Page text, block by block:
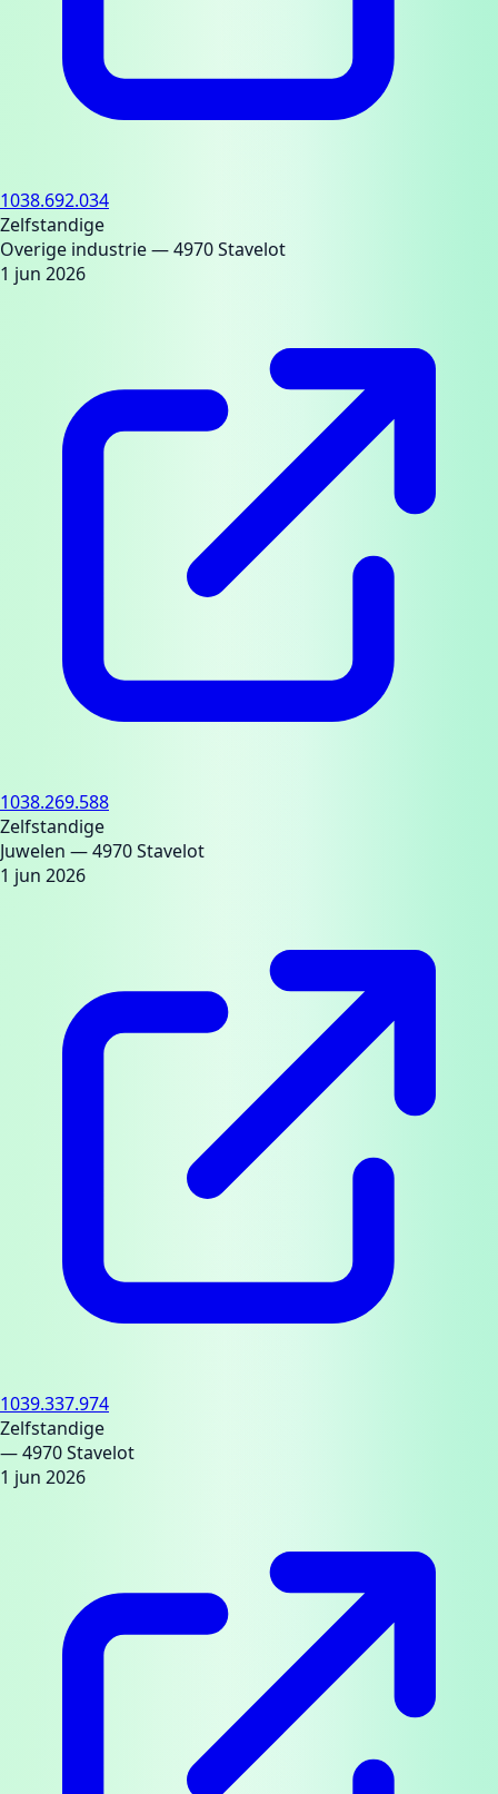
1038.692.034
Zelfstandige
Overige industrie— 4970 Stavelot
1 jun 2026
1038.269.588
Zelfstandige
Juwelen — 4970 Stavelot
1 jun 2026
1039.337.974
Zelfstandige
— 4970 Stavelot
1 jun 2026